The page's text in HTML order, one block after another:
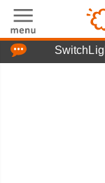
「つぶやき」の